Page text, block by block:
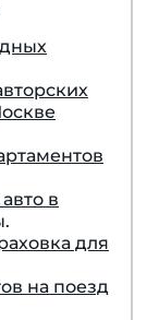
в
для
на поезд